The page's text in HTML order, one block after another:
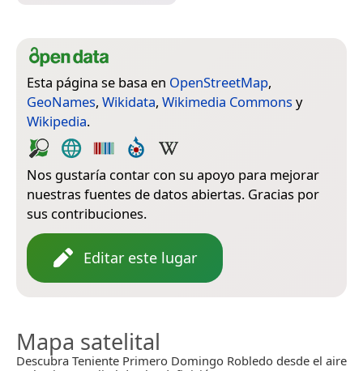
Esta página se basa en OpenStreetMap,
GeoNames, Wikidata, Wikimedia Commons y
Wikipedia.
Nos gustaría contar con su apoyo para mejorar
nuestras fuentes de datos abiertas. Gracias por
sus contribuciones.
Editar este lugar
Mapa satelital
Descubra Teniente Primero Domingo Robledo desde el aire